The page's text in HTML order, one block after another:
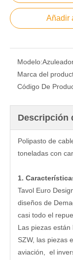
Añadir
Modelo:
Marca del
Código De
Descripción
Polipasto de
toneladas con
1.
Tavol Euro
diseños de
casi todo el
Las piezas
SZW, las piezas
aviación, el